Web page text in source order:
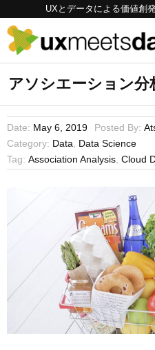
UXとデータによる価値創
UX
Data
Tools
アソシエーション分
Date: May 6, 2019 Posted By:
Category: Data
Data Science
Tag: Association Analysis Cloud